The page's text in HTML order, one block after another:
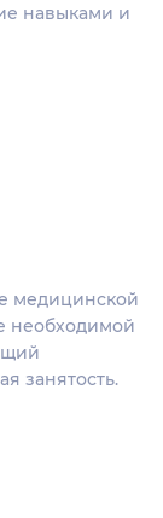
навыками и
медицинской
необходимой
занятость.